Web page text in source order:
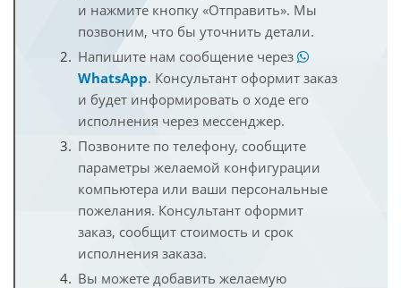
и нажмите кнопку «Отправить». Мы
позвоним, что бы уточнить детали.
Напишите нам сообщение через
WhatsApp. Консультант оформит заказ
и будет информировать о ходе его
исполнения через мессенджер.
Позвоните по телефону, сообщите
параметры желаемой конфигурации
компьютера или ваши персональные
пожелания. Консультант оформит
заказ, сообщит стоимость и срок
исполнения заказа.
Вы можете добавить желаемую